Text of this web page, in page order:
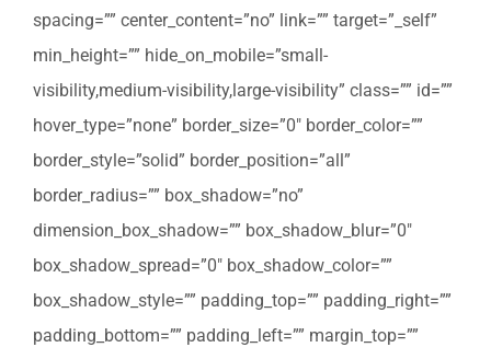
spacing=”” center_content=”no” link=”” target=”_self”
min_height=”” hide_on_mobile=”small-
visibility,medium-visibility,large-visibility” class=”” id=””
hover_type=”none” border_size=”0″ border_color=””
border_style=”solid” border_position=”all”
border_radius=”” box_shadow=”no”
dimension_box_shadow=”” box_shadow_blur=”0″
box_shadow_spread=”0″ box_shadow_color=””
box_shadow_style=”” padding_top=”” padding_right=””
padding_bottom=”” padding_left=”” margin_top=””